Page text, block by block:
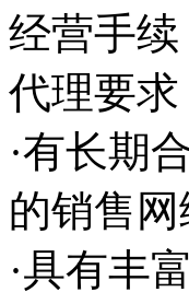
经营手续
代理要求
·有长期
的销售
·具有丰